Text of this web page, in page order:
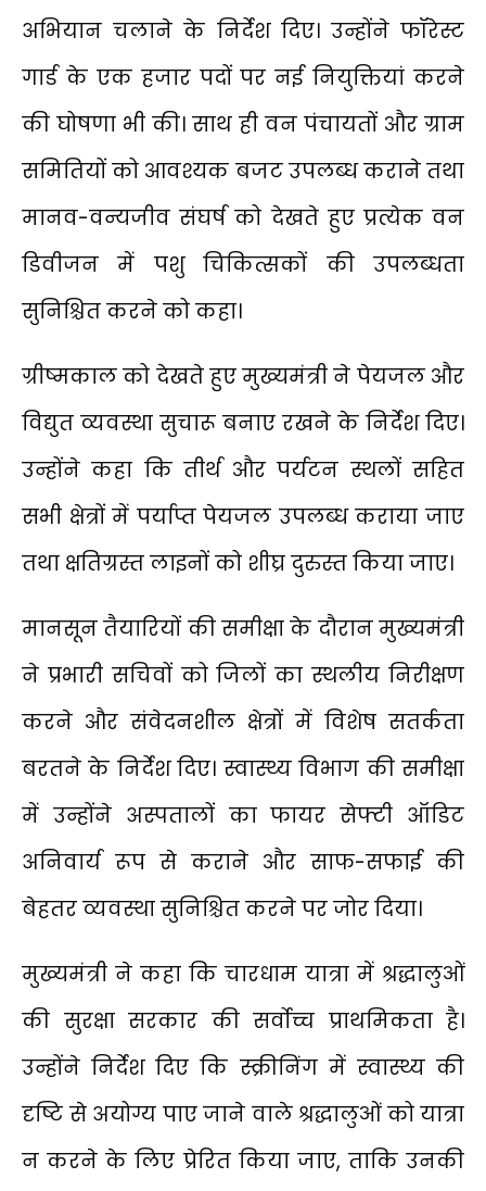
अभियान चलाने के निर्देश दिए। उन्होंने फॉरेस्ट
गार्ड के एक हजार पदों पर नई नियुक्तियां करने
की घोषणा भी की। साथ ही वन पंचायतों और ग्राम
समितियों को आवश्यक बजट उपलब्ध कराने तथा
मानव-वन्यजीव संघर्ष को देखते हुए प्रत्येक वन
डिवीजन में पशु चिकित्सकों की उपलब्धता
सुनिश्चित करने को कहा।
ग्रीष्मकाल को देखते हुए मुख्यमंत्री ने पेयजल और
विद्युत व्यवस्था सुचारू बनाए रखने के निर्देश दिए।
उन्होंने कहा कि तीर्थ और पर्यटन स्थलों सहित
सभी क्षेत्रों में पर्याप्त पेयजल उपलब्ध कराया जाए
तथा क्षतिग्रस्त लाइनों को शीघ्र दुरुस्त किया जाए।
मानसून तैयारियों की समीक्षा के दौरान मुख्यमंत्री
ने प्रभारी सचिवों को जिलों का स्थलीय निरीक्षण
करने और संवेदनशील क्षेत्रों में विशेष सतर्कता
बरतने के निर्देश दिए। स्वास्थ्य विभाग की समीक्षा
में उन्होंने अस्पतालों का फायर सेफ्टी ऑडिट
अनिवार्य रूप से कराने और साफ-सफाई की
बेहतर व्यवस्था सुनिश्चित करने पर जोर दिया।
मुख्यमंत्री ने कहा कि चारधाम यात्रा में श्रद्धालुओं
की सुरक्षा सरकार की सर्वोच्च प्राथमिकता है।
उन्होंने निर्देश दिए कि स्क्रीनिंग में स्वास्थ्य की
दृष्टि से अयोग्य पाए जाने वाले श्रद्धालुओं को यात्रा
न करने के लिए प्रेरित किया जाए, ताकि उनकी